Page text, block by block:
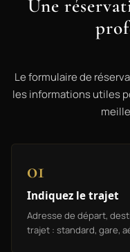
Une
Le formulaire de
les informations utiles
01
Indiquez le trajet
Adresse de départ,
trajet : standard, gare,